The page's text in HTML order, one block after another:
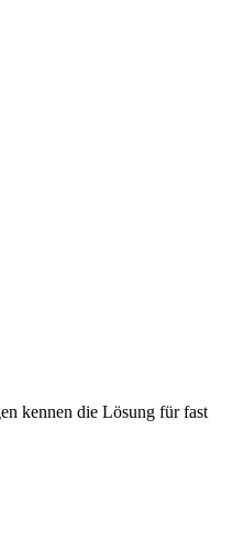
kennen die Lösung für fast